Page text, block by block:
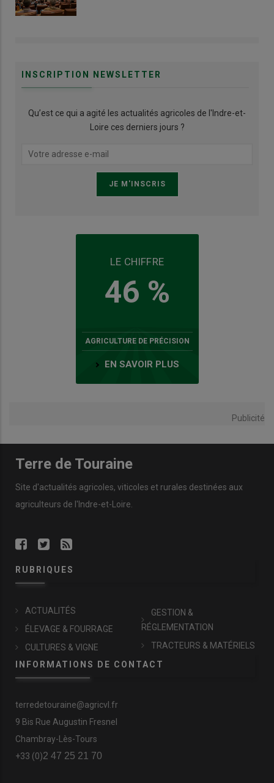
INSCRIPTION NEWSLETTER
Qu’est ce qui a agité les actualités agricoles de l'Indre-et-
Loire ces derniers jours ?
LE CHIFFRE
46 %
AGRICULTURE DE PRÉCISION
EN SAVOIR PLUS
Publicité
Terre de Touraine
Site d'actualités agricoles, viticoles et rurales destinées aux
agriculteurs de l'Indre-et-Loire.
RUBRIQUES
ACTUALITÉS
ÉLEVAGE & FOURRAGE
CULTURES & VIGNE
GESTION &
RÉGLEMENTATION
TRACTEURS & MATÉRIELS
INFORMATIONS DE CONTACT
terredetouraine@agricvl.fr
9 Bis Rue Augustin Fresnel
Chambray-Lès-Tours
+33 (0)2 47 25 21 70